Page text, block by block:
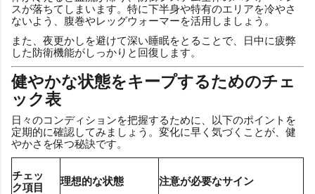
スが落ちてしまいます。特に下半身や特有のエリアを冷やさ
ないよう、腹巻やレッグウォーマーを活用しましょう。
また、夜更かしを避けて深い睡眠をとることで、日中に疲弊
した防衛機能がしっかりと回復します。
健やかな状態をキープするためのチェ
ック表
日々のコンディションを把握するために、以下のポイントを
定期的に確認してみましょう。変化に早く気づくことが、健
やかさを保つ秘訣です。
チェッ
ク項目
理想的な状態 注意が必要なサイン